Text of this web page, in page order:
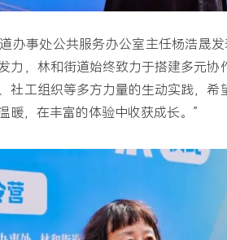
办事处公共服务办公室主任杨浩晟
力，林和街道始终致力于搭建多元
社工组织等多方力量的生动实践，
暖，在丰富的体验中收获成长。”